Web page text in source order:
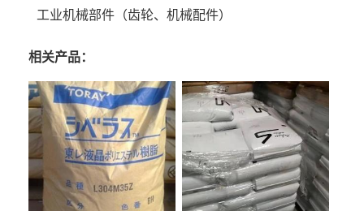
工业机械部件（齿轮、机械配件）
相关产品：